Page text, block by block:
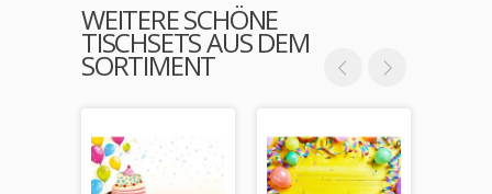
WEITERE SCHÖNE
TISCHSETS AUS DEM
SORTIMENT